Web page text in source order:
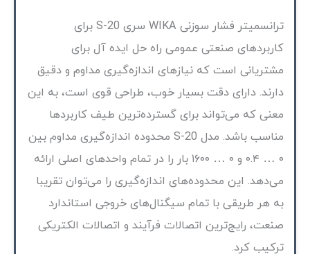
ترانسمیتر فشار سوزنی WIKA سری S-20 برای
کاربردهای صنعتی عمومی راه حل ایده آل برای
مشتریانی است که نیازهای اندازه‌گیری مداوم و دقیق
دارند. دارای دقت بسیار خوب، طراحی قوی است، به این
معنی که می‌تواند برای گسترده‌ترین طیف کاربردها
مناسب باشد. مدل S-20 محدوده اندازه‌گیری مداوم بین
۰ … ۰.۴ و ۰ … ۱۶۰۰ بار را در تمام واحدهای اصلی ارائه
می‌دهد. این محدوده‌های اندازه‌گیری را می‌توان تقریبا
به هر طریقی با تمام سیگنال‌های خروجی استاندارد
صنعت، رایج‌ترین اتصالات فرآیند و اتصالات الکتریکی
ترکیب کرد.